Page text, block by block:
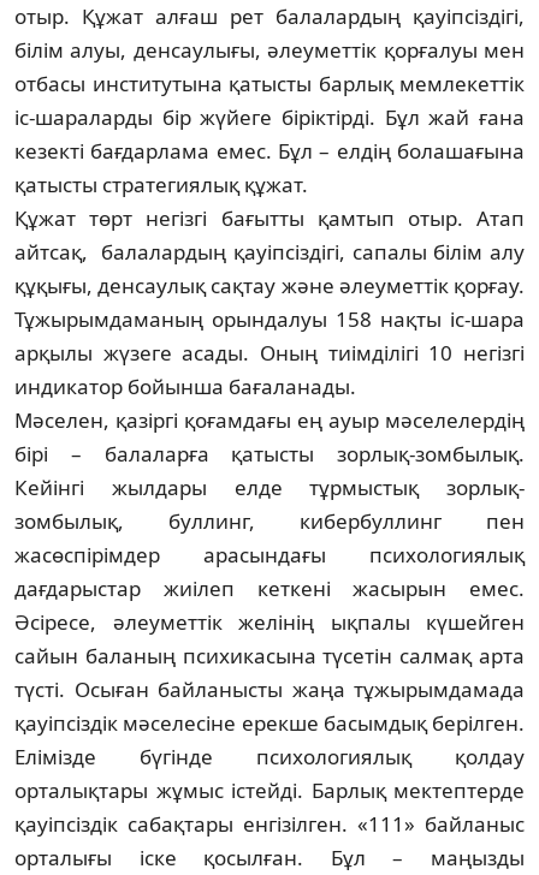
отыр. Құжат алғаш рет балалардың қауіпсіздігі,
білім алуы, денсау­лығы, әлеуметтік қорғалуы мен
отбасы институтына қатысты барлық мемлекеттік
іс-шараларды бір жүйеге біріктірді. Бұл жай ғана
кезекті бағдарлама емес. Бұл – ел­дің болашағына
қатысты стратегиялық құжат.
Құжат төрт негізгі бағытты қамтып отыр. Атап
айтсақ, балалардың қауіпсіздігі, са­палы білім алу
құқығы, денсаулық сақ­тау және әлеуметтік қорғау.
Тұжырым­дама­ның орындалуы 158 нақты іс-шара
арқылы жүзеге асады. Оның тиімділігі 10 негізгі
индикатор бойынша бағаланады.
Мәселен, қазіргі қоғамдағы ең ауыр мәселелердің
бірі – балаларға қатысты зорлық-зомбылық.
Кейінгі жылдары елде тұрмыстық зорлық-
зомбылық, буллинг, кибербуллинг пен
жасөспірімдер арасын­дағы психологиялық
дағдарыстар жиілеп кеткені жасырын емес.
Әсіресе, әлеуметтік желінің ықпалы күшейген
сайын баланың психикасына түсетін салмақ арта
түсті. Осыған байланысты жаңа тұжырымдамада
қауіпсіздік мәселесіне ерекше басымдық берілген.
Елімізде бүгінде психологиялық қолдау
орталықтары жұмыс істейді. Бар­лық мектептерде
қауіпсіздік сабақтары енгізілген. «111» байланыс
орталығы іске қосылған. Бұл – маңызды